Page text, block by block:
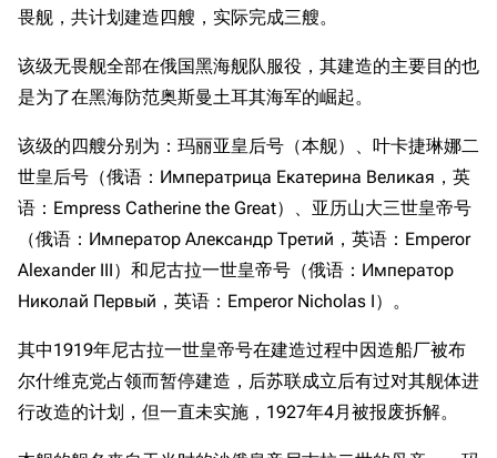
畏舰，共计划建造四艘，实际完成三艘。
该级无畏舰全部在俄国黑海舰队服役，其建造的主要目的也
是为了在黑海防范奥斯曼土耳其海军的崛起。
该级的四艘分别为：玛丽亚皇后号（本舰）、叶卡捷琳娜二
世皇后号（俄语：Императрица Екатерина Великая，英
语：Empress Catherine the Great）、亚历山大三世皇帝号
（俄语：Император Александр Третий，英语：Emperor
Alexander III）和尼古拉一世皇帝号（俄语：Император
Николай Первый，英语：Emperor Nicholas I）。
其中1919年尼古拉一世皇帝号在建造过程中因造船厂被布
尔什维克党占领而暂停建造，后苏联成立后有过对其舰体进
行改造的计划，但一直未实施，1927年4月被报废拆解。